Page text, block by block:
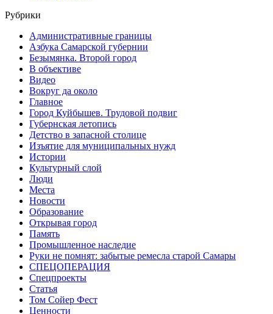
Рубрики
Административные границы
Азбука Самарской губернии
Безымянка. Второй город
В объективе
Видео
Вокруг да около
Главное
Город Куйбышев. Трудовой подвиг
Губернская летопись
Детство в запасной столице
Изъятие для муниципальных нужд
Истории
Культурный слой
Люди
Места
Новости
Образование
Открывая город
Память
Промышленное наследие
Руки не помнят: забытые ремесла старой Самары
СПЕЦОПЕРАЦИЯ
Спецпроекты
Статья
Том Сойер Фест
Ценности